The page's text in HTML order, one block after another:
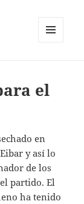
el
en
y así lo
de los
partido. El
ha tenido